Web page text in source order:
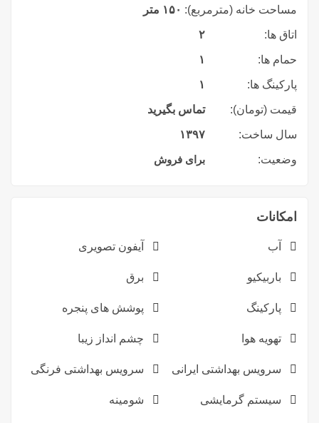
مساحت خانه (مترمربع): ۱۵۰ متر
اتاق ها: ۲
حمام ها: ۱
پارکینگ ها: ۱
قیمت (تومان): تماس بگیرید
سال ساخت: ۱۳۹۷
وضعیت: برای فروش
امکانات
آب آیفون تصویری
باربیکیو برق
پارکینگ پوشش های پنجره
تهویه هوا چشم انداز زیبا
سرویس بهداشتی ایرانی سرویس بهداشتی فرنگی
سیستم گرمایشی شومینه